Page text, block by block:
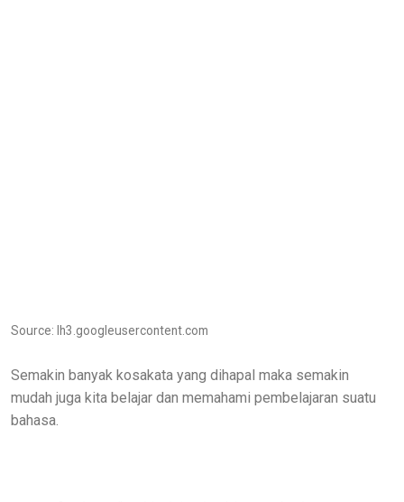
Source: lh3.googleusercontent.com
Semakin banyak kosakata yang dihapal maka semakin
mudah juga kita belajar dan memahami pembelajaran suatu
bahasa.